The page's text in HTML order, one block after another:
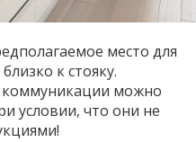
место для
к стояку.
коммуникации можно
условии, что они не